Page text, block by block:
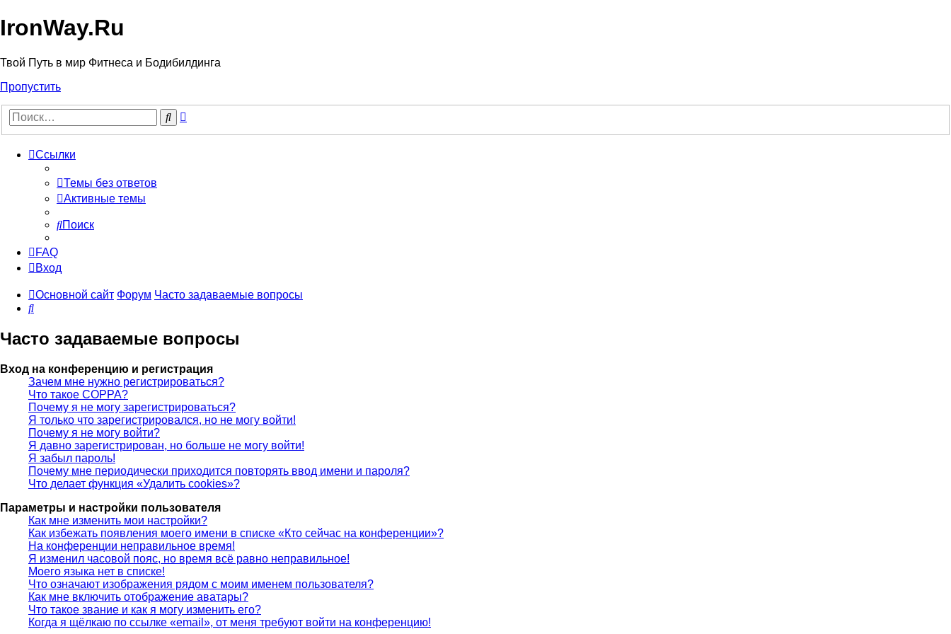
IronWay.Ru
Твой Путь в мир Фитнеса и Бодибилдинга
Пропустить
Поиск
Ссылки
Темы без ответов
Активные темы
Поиск
FAQ
Вход
Основной сайт Форум Часто задаваемые вопросы
Поиск
Часто задаваемые вопросы
Вход на конференцию и регистрация
Зачем мне нужно регистрироваться?
Что такое COPPA?
Почему я не могу зарегистрироваться?
Я только что зарегистрировался, но не могу войти!
Почему я не могу войти?
Я давно зарегистрирован, но больше не могу войти!
Я забыл пароль!
Почему мне периодически приходится повторять ввод имени и пароля?
Что делает функция «Удалить cookies»?
Параметры и настройки пользователя
Как мне изменить мои настройки?
Как избежать появления моего имени в списке «Кто сейчас на конференции»?
На конференции неправильное время!
Я изменил часовой пояс, но время всё равно неправильное!
Моего языка нет в списке!
Что означают изображения рядом с моим именем пользователя?
Как мне включить отображение аватары?
Что такое звание и как я могу изменить его?
Когда я щёлкаю по ссылке «email», от меня требуют войти на конференцию!